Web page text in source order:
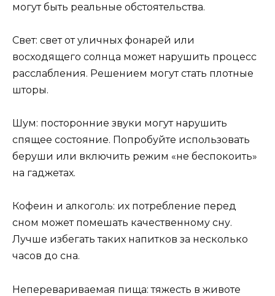
могут быть реальные обстоятельства.
Свет: свет от уличных фонарей или
восходящего солнца может нарушить процесс
расслабления. Решением могут стать плотные
шторы.
Шум: посторонние звуки могут нарушить
спящее состояние. Попробуйте использовать
беруши или включить режим «не беспокоить»
на гаджетах.
Кофеин и алкоголь: их потребление перед
сном может помешать качественному сну.
Лучше избегать таких напитков за несколько
часов до сна.
Неперевариваемая пища: тяжесть в животе